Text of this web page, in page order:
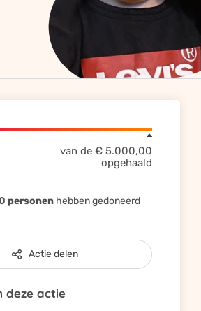
van de € 5.000,00
opgehaald
personenhebben gedoneerd
Actie delen
deze actie